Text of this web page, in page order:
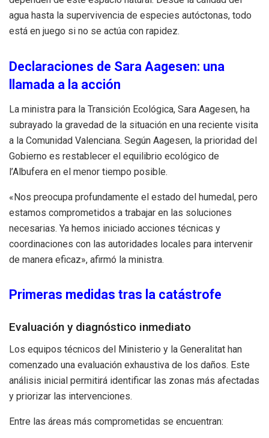
agua hasta la supervivencia de especies autóctonas, todo
está en juego si no se actúa con rapidez.
Declaraciones de Sara Aagesen: una
llamada a la acción
La ministra para la Transición Ecológica, Sara Aagesen, ha
subrayado la gravedad de la situación en una reciente visita
a la Comunidad Valenciana. Según Aagesen, la prioridad del
Gobierno es restablecer el equilibrio ecológico de
l’Albufera en el menor tiempo posible.
«Nos preocupa profundamente el estado del humedal, pero
estamos comprometidos a trabajar en las soluciones
necesarias. Ya hemos iniciado acciones técnicas y
coordinaciones con las autoridades locales para intervenir
de manera eficaz», afirmó la ministra.
Primeras medidas tras la catástrofe
Evaluación y diagnóstico inmediato
Los equipos técnicos del Ministerio y la Generalitat han
comenzado una evaluación exhaustiva de los daños. Este
análisis inicial permitirá identificar las zonas más afectadas
y priorizar las intervenciones.
Entre las áreas más comprometidas se encuentran: